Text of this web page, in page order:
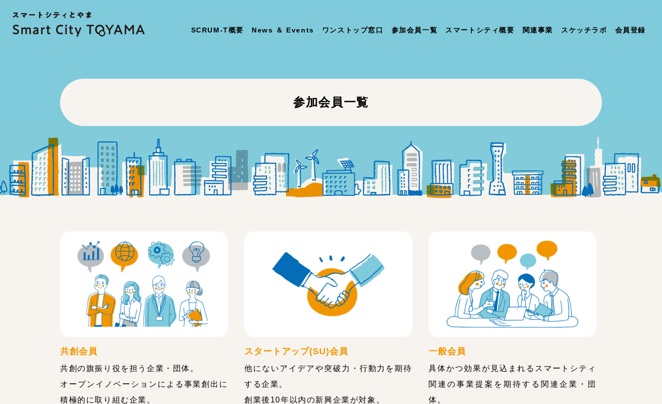
SCRUM-T概要 News ＆ Events ワンストップ窓口 参加会員一覧 スマートシティ概要 関連事業 スケッチラボ 会員登録
参加会員一覧
共創会員
共創の旗振り役を担う企業・団体。
オープンイノベーションによる事業創出に
積極的に取り組む企業。
スタートアップ(SU)会員
他にないアイデアや突破力・行動力を期待
する企業。
創業後10年以内の新興企業が対象。
一般会員
具体かつ効果が見込まれるスマートシティ
関連の事業提案を期待する関連企業・団
体。